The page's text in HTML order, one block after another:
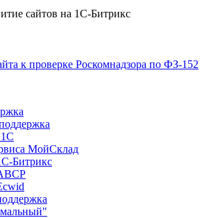
сайтов на 1С-Битрикс
к проверке Роскомнадзора по ФЗ-152
МойСклад
Битрикс